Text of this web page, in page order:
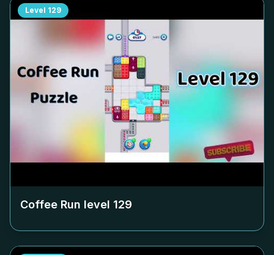
Level 129
Coffee Run level 129